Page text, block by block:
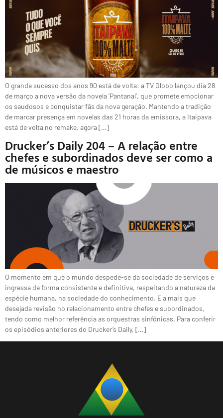
O grande sucesso dos anos 90 está de volta: a TV Globo lançou dia 28
de março a nova versão da novela ‘Pantanal’, que promete emocionar
os saudosos e conquistar fãs da nova geração. Mantendo a tradição
de marcar presença em novelas das 21 horas da emissora, a Itaipava
está de volta no remake, agora […]
Drucker’s Daily 204 – A relação entre
chefes e subordinados deve ser como a
de músicos e maestro
O momento em que o mundo despede-se da sociedade de serviços e
ingressa de forma consistente e definitiva, respeitando a natureza da
espécie humana, na sociedade do conhecimento. E a mais que
desejada revisão no relacionamento entre chefes e subordinados,
tendo como melhor referência as orquestras sinfônicas. Para conferir
os episódios anteriores do Drucker’s Daily, […]